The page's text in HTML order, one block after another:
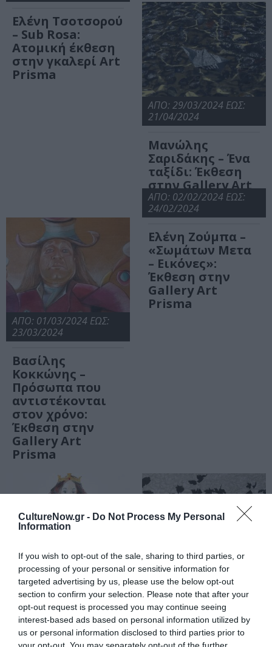
CultureNow.gr - Do Not Process My Personal
Information
If you wish to opt-out of the sale, sharing to third parties, or
processing of your personal or sensitive information for
targeted advertising by us, please use the below opt-out
section to confirm your selection. Please note that after your
opt-out request is processed you may continue seeing
interest-based ads based on personal information utilized by
us or personal information disclosed to third parties prior to
your opt-out. You may separately opt-out of the further
Ελένη Τσοτσορού
– Sub Rosa:
Ατομική έκθεση
στην γκαλερί Art
Prisma
ΑΠΟ: 29/03/2024 ΕΩΣ:
21/04/2024
Μανώλης
Σαριδάκης – Ένα
ταξίδι: Έκθεση
στην Gallery Art
Prisma
ΑΠΟ: 01/03/2024 ΕΩΣ:
23/03/2024
Βασίλης
Κοκκώνης –
Πρόσωπα που
αντιστέκονται
στον χρόνο:
Έκθεση στην
Gallery Art
Prisma
ΑΠΟ: 02/02/2024 ΕΩΣ:
24/02/2024
Ελένη Ζούμπα –
«Σωμάτων Μετα
– Εικόνες»:
Έκθεση στην
Gallery Art
Prisma
ΑΠΟ: 29/12/2023 ΕΩΣ:
27/01/2024
Μάρα
Τσαφαντάκη –
Βήματα
ΑΠΟ: 01/12/2023 ΕΩΣ:
24/12/2023
Δέσποινα
Τσάκνη –
Κρυμμένοι